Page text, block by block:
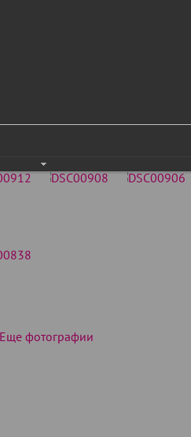
Еще фотографии